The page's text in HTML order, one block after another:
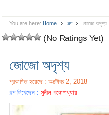
You are here: Home গল্প জোজো অদৃশ্য
(No Ratings Yet)
জোজো অদৃশ্য
প্রকাশিত হয়েছে : অক্টোবর 2, 2018
গল্প লিখেছেন :সুনীল গঙ্গোপাধ্যায়